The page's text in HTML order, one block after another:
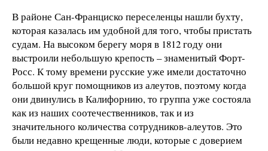
В районе Сан-Франциско переселенцы нашли бухту,
которая казалась им удобной для того, чтобы пристать
судам. На высоком берегу моря в 1812 году они
выстроили небольшую крепость – знаменитый Форт-
Росс. К тому времени русские уже имели достаточно
большой круг помощников из алеутов, поэтому когда
они двинулись в Калифорнию, то группа уже состояла
как из наших соотечественников, так и из
значительного количества сотрудников-алеутов. Это
были недавно крещенные люди, которые с доверием